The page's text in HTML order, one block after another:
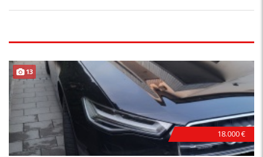
13
18.000 €